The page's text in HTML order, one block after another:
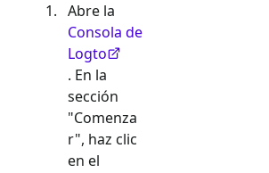
Abre la
Consola de
Logto
. En la
sección
"Comenza
r", haz clic
en el